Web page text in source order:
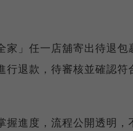
家」任一店舖寄出待退
行退款，待審核並確認
進度，流程公開透明，